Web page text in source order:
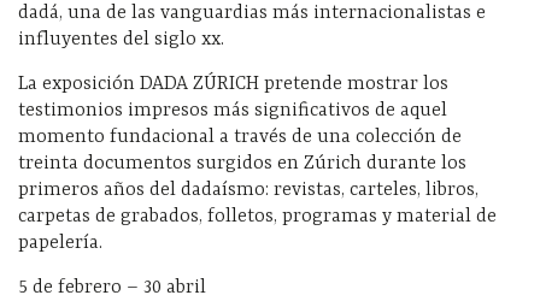
dadá, una de las vanguardias más internacionalistas e
influyentes del siglo xx.
La exposición DADA ZÚRICH pretende mostrar los
testimonios impresos más significativos de aquel
momento fundacional a través de una colección de
treinta documentos surgidos en Zúrich durante los
primeros años del dadaísmo: revistas, carteles, libros,
carpetas de grabados, folletos, programas y material de
papelería.
5 de febrero – 30 abril